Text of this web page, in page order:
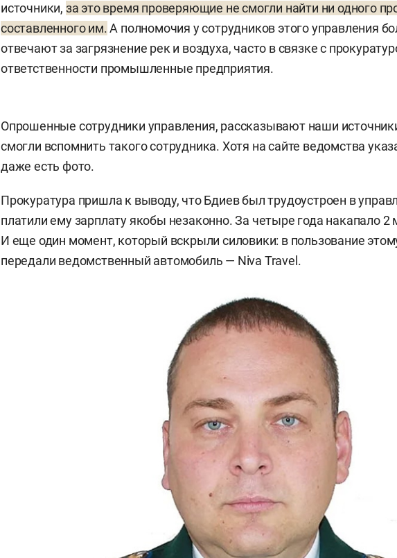
источники, за это время проверяющие не смогли найти ни одного
составленного им.А полномочия у сотрудников этого управления
отвечают за загрязнение рек и воздуха, часто в связке с
ответственности промышленные предприятия.
Опрошенные сотрудники управления, рассказывают наши
смогли вспомнить такого сотрудника. Хотя на сайте ведомства
даже есть фото.
Прокуратура пришла к выводу, что Бдиев был трудоустроен в
платили ему зарплату якобы незаконно. За четыре года накапало 2
И еще один момент, который вскрыли силовики: в пользование
передали ведомственный автомобиль — Niva Travel.